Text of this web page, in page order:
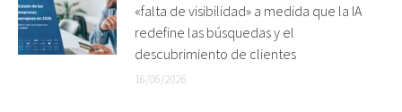
«falta de visibilidad» a medida que la IA
redefine las búsquedas y el
descubrimiento de clientes
16/06/2026